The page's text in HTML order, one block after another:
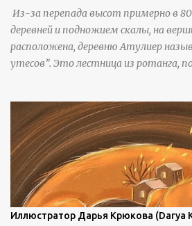
Из-за перепада высот примерно в
деревней и подножием скалы, на
расположена, деревню Атулиер
утесов”. Это лестница из ротанга,
стальными лестницами с
передвижение детей и жителей
Подъем от подножия горы до
часов. По словам местных жителей,
в деревню, поскольку обнаружили,
приятный климат и природная
проживания, ведения сельского
Иллюстратор Дарья Крюкова (Darya